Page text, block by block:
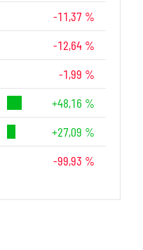
-11,37 %
-12,64 %
-1,99 %
+48,16 %
+27,09 %
-99,93 %